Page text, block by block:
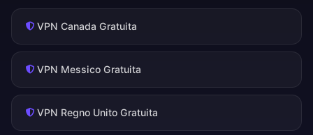
VPN Canada Gratuita
VPN Messico Gratuita
VPN Regno Unito Gratuita